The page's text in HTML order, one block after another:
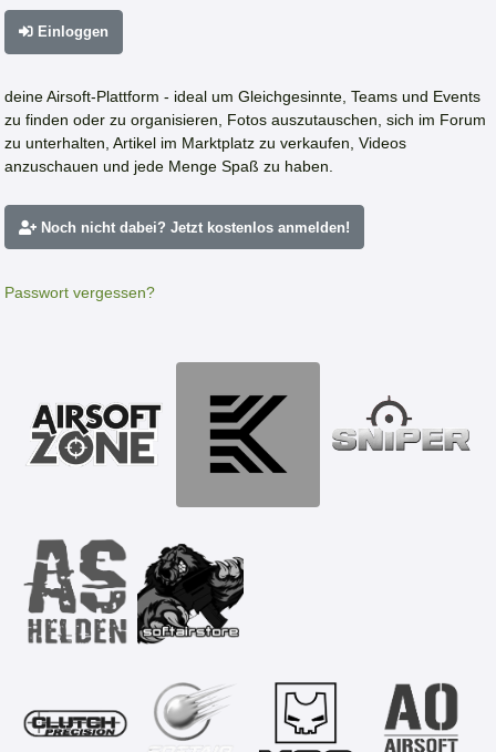
Einloggen
deine Airsoft-Plattform - ideal um Gleichgesinnte, Teams und Events
zu finden oder zu organisieren, Fotos auszutauschen, sich im Forum
zu unterhalten, Artikel im Marktplatz zu verkaufen, Videos
anzuschauen und jede Menge Spaß zu haben.
Noch nicht dabei? Jetzt kostenlos anmelden!
Passwort vergessen?